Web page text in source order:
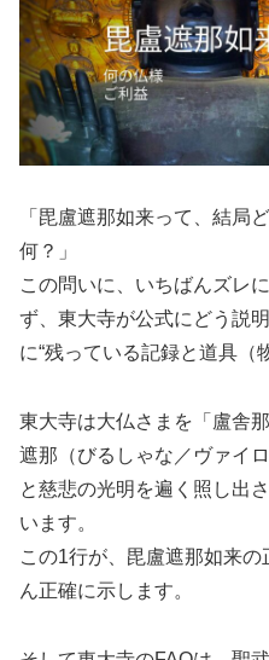
「毘盧遮那如来って、結局
何？」
この問いに、いちばんズレ
ず、東大寺が公式にどう説
に“残っている記録と道具（
東大寺は大仏さまを「盧舎
遮那（びるしゃな／ヴァイ
と慈悲の光明を遍く照し出
います。
この1行が、毘盧遮那如来
ん正確に示します。